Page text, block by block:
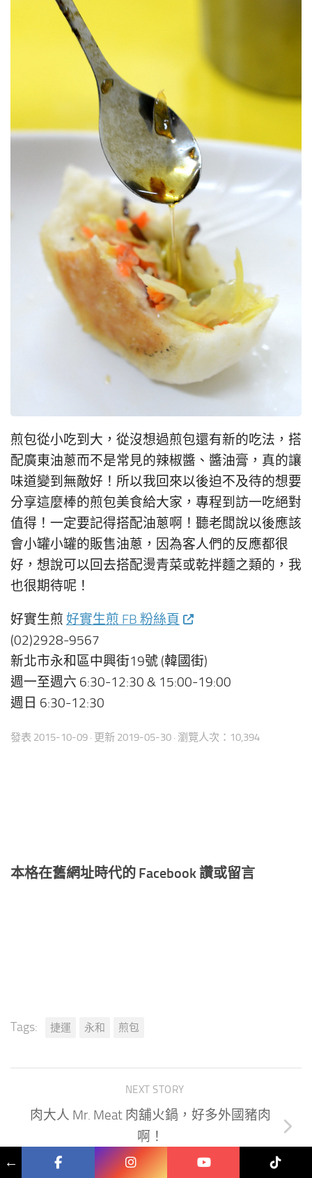
煎包從小吃到大，從沒想過煎包還有新的吃法，搭
配廣東油蔥而不是常見的辣椒醬、醬油膏，真的讓
味道變到無敵好！所以我回來以後迫不及待的想要
分享這麼棒的煎包美食給大家，專程到訪一吃絕對
值得！一定要記得搭配油蔥啊！聽老闆說以後應該
會小罐小罐的販售油蔥，因為客人們的反應都很
好，想說可以回去搭配燙青菜或乾拌麵之類的，我
也很期待呢！
好實生煎 好實生煎 FB 粉絲頁
(02)2928-9567
新北市永和區中興街19號 (韓國街)
週一至週六 6:30-12:30 & 15:00-19:00
週日 6:30-12:30
發表 2015-10-09 · 更新 2019-05-30 · 瀏覽人次：10,394
本格在舊網址時代的 Facebook 讚或留言
Tags: 捷運 永和 煎包
NEXT STORY
肉大人 Mr. Meat 肉舖火鍋，好多外國豬肉
啊！
←